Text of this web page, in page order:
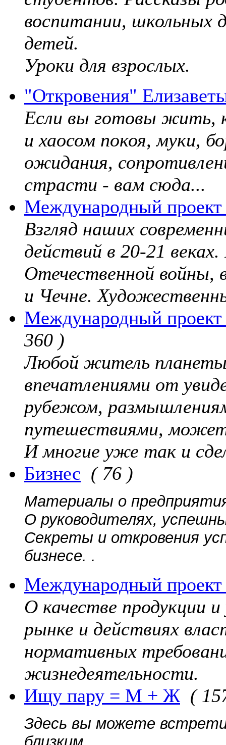
воспитании, школьных
детей.
Уроки для взрослых.
"Откровения"
Если вы готовы жить,
и хаосом покоя, муки,
ожидания,
страсти - вам сюда...
Международный
Взгляд наших
действий в 20-21
Отечественной войны,
и Чечне.
Международный
360 )
Любой житель
впечатлениями от
рубежом,
путешествиями,
И многие уже так и
Бизнес ( 76 )
Материалы о
О руководителях,
Секреты и откровения
бизнесе. .
Международный
О качестве продукции
рынке и действиях
нормативных
жизнедеятельности.
Ищу пару = М + Ж (
Здесь вы можете